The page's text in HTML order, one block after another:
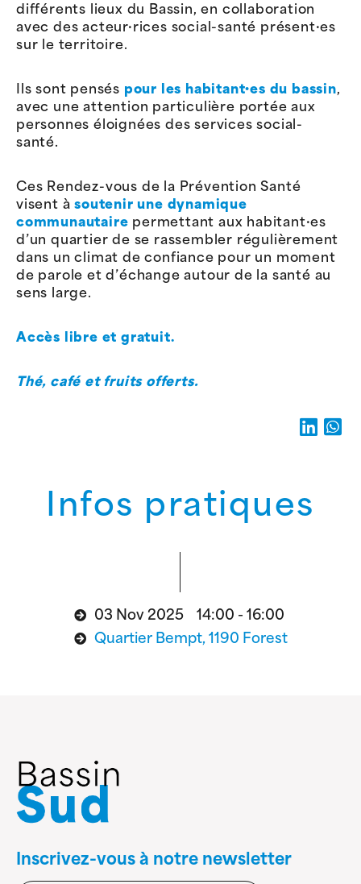
différents lieux du Bassin, en collaboration
avec des acteur·rices social-santé présent·es
sur le territoire.
Ils sont pensés pour les habitant·es du bassin,
avec une attention particulière portée aux
personnes éloignées des services social-
santé.
Ces Rendez-vous de la Prévention Santé
visent àsoutenir une dynamique
communautaire permettant aux habitant·es
d’un quartier de se rassembler régulièrement
dans un climat de confiance pour un moment
de parole et d’échange autour de la santé au
sens large.
Accès libre et gratuit.
Thé, café et fruits offerts.
Infos pratiques
03 Nov 2025 14:00 - 16:00
Quartier Bempt, 1190 Forest
Inscrivez-vous à notre newsletter